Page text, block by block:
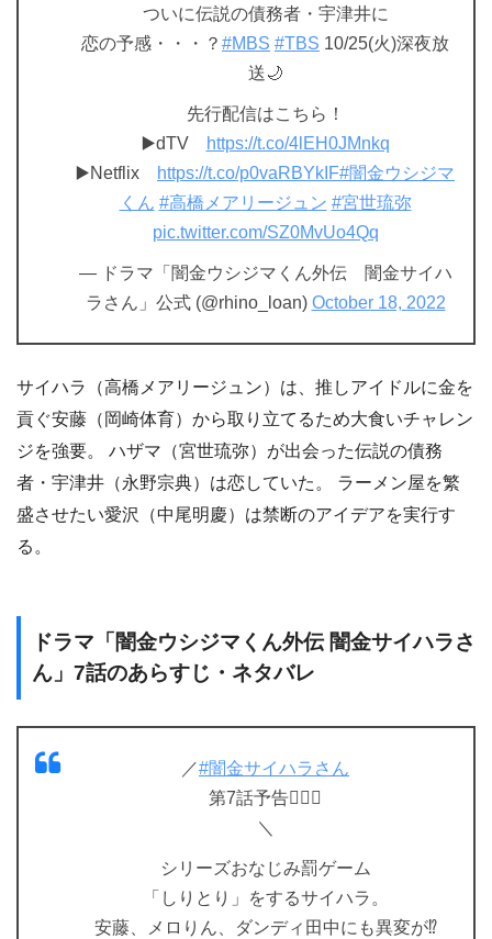
ついに伝説の債務者・宇津井に
恋の予感・・・？ #MBS #TBS 10/25(火)深夜放
送🌙
先行配信はこちら！
▶️dTV
https://t.co/4lEH0JMnkq
▶️Netflix
https://t.co/p0vaRBYkIF#闇金ウシジマ
くん #高橋メアリージュン #宮世琉弥
pic.twitter.com/SZ0MvUo4Qq
— ドラマ「闇金ウシジマくん外伝 闇金サイハ
ラさん」公式 (@rhino_loan) October 18, 2022
サイハラ（高橋メアリージュン）は、推しアイドルに金を
貢ぐ安藤（岡崎体育）から取り立てるため大食いチャレン
ジを強要。 ハザマ（宮世琉弥）が出会った伝説の債務
者・宇津井（永野宗典）は恋していた。 ラーメン屋を繁
盛させたい愛沢（中尾明慶）は禁断のアイデアを実行す
る。
ドラマ「闇金ウシジマくん外伝 闇金サイハラさ
ん」7話のあらすじ・ネタバレ
／#闇金サイハラさん
第7話予告❤️‍🔥🦏
＼
シリーズおなじみ罰ゲーム
「しりとり」をするサイハラ。
安藤、メロりん、ダンディ田中にも異変が⁉️